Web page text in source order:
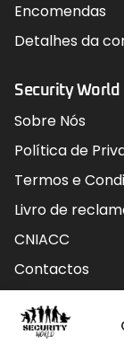
Encomendas
Detalhes da
Security World
Sobre Nós
Política de
Termos e
Livro de
CNIACC
Contactos
Contactos